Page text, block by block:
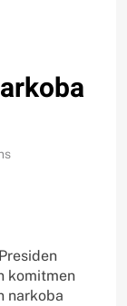
komitmen
narkoba